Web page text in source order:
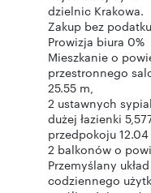
dzielnic Krakowa.
Zakup bez
Prowizja biura 0%
Mieszkanie o
przestronnego
25.55 m,
2 ustawnych
dużej łazienki
przedpokoju 12.04
2 balkonów o
Przemyślany
codziennego